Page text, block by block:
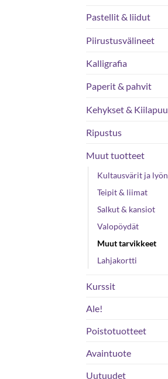
Pastellit & liidut
Piirustusvälineet
Kalligrafia
Paperit & pahvit
Kehykset &
Ripustus
Muut tuotteet
Kultausvärit ja
Teipit & liimat
Salkut & kansiot
Valopöydät
Muut tarvikkeet
Lahjakortti
Kurssit
Ale!
Poistotuotteet
Avaintuote
Uutuudet
VARASTO LOPPU